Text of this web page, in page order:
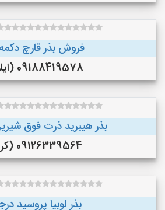
فروش بذر قارچ
09188419578 (ایلام)
بذر هیبرید ذرت فوق
09126339564 (کرج)
بذر لوبیا پروسید